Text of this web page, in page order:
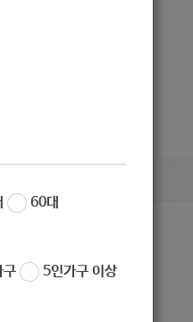
60대
5인가구 이상
집 공고